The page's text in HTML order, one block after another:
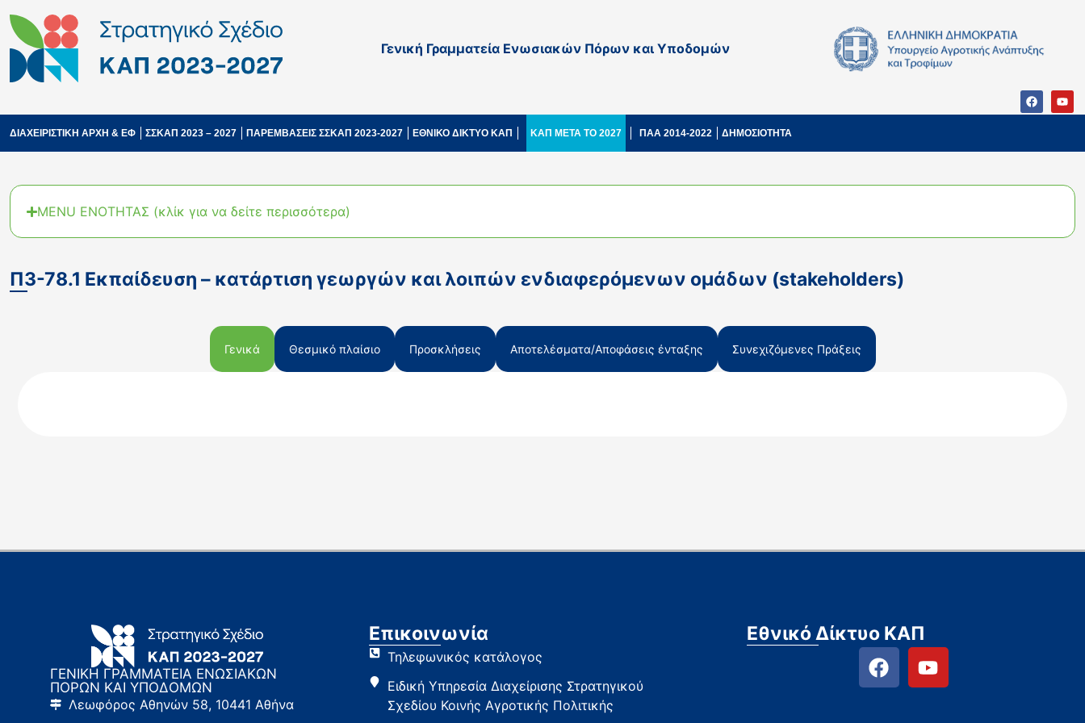
Γενική Γραμματεία Ενωσιακών Πόρων και Υποδομών
ΔΙΑΧΕΙΡΙΣΤΙΚΗ ΑΡΧΗ & ΕΦ ΣΣΚΑΠ 2023 – 2027 ΠΑΡΕΜΒΑΣΕΙΣ ΣΣΚΑΠ 2023-2027 ΕΘΝΙΚΟ ΔΙΚΤΥΟ ΚΑΠ ΚΑΠ ΜΕΤΑ ΤΟ 2027 ΠΑΑ 2014-2022 ΔΗΜΟΣΙΟΤΗΤΑ
MENU ΕΝΟΤΗΤΑΣ (κλίκ για να δείτε περισσότερα)
Π3-78.1 Εκπαίδευση – κατάρτιση γεωργών και λοιπών ενδιαφερόμενων ομάδων (stakeholders)
Γενικά Θεσμικό πλαίσιο Προσκλήσεις Αποτελέσματα/Αποφάσεις ένταξης Συνεχιζόμενες Πράξεις
ΓΕΝΙΚΗ ΓΡΑΜΜΑΤΕΙΑ ΕΝΩΣΙΑΚΩΝ
ΠΟΡΩΝ ΚΑΙ ΥΠΟΔΟΜΩΝ
Λεωφόρος Αθηνών 58, 10441 Αθήνα
Επικοινωνία
Τηλεφωνικός κατάλογος
Ειδική Υπηρεσία Διαχείρισης Στρατηγικού
Σχεδίου Κοινής Αγροτικής Πολιτικής
Εθνικό Δίκτυο ΚΑΠ